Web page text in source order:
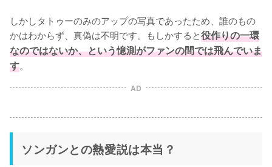
しかしタトゥーのみのアップの写真であったため、誰のもの
かはわからず、真偽は不明です。もしかすると役作りの一環
なのではないか、という憶測がファンの間では飛んでいま
す。
AD
ソンガンとの熱愛説は本当？